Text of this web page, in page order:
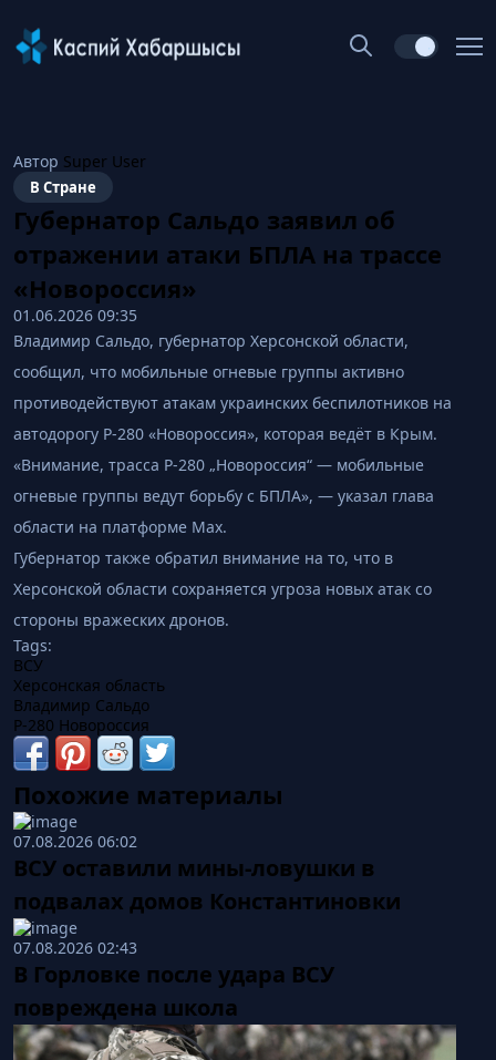
Автор Super User
В Стране
Губернатор Сальдо заявил об
отражении атаки БПЛА на трассе
«Новороссия»
01.06.2026 09:35
Владимир Сальдо, губернатор Херсонской области,
сообщил, что мобильные огневые группы активно
противодействуют атакам украинских беспилотников на
автодорогу Р-280 «Новороссия», которая ведёт в Крым.
«Внимание, трасса Р-280 „Новороссия“ — мобильные
огневые группы ведут борьбу с БПЛА», — указал глава
области на платформе Max.
Губернатор также обратил внимание на то, что в
Херсонской области сохраняется угроза новых атак со
стороны вражеских дронов.
Tags:
ВСУ
Херсонская область
Владимир Сальдо
Р-280 Новороссия
Похожие материалы
07.08.2026 06:02
ВСУ оставили мины-ловушки в
подвалах домов Константиновки
07.08.2026 02:43
В Горловке после удара ВСУ
повреждена школа